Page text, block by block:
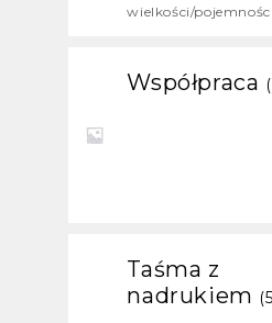
wielkości/
Współpraca
Taśma z
nadrukiem